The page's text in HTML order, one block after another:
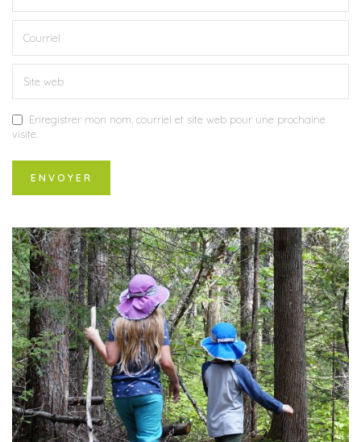
Enregistrer mon nom, courriel et site web pour une prochaine
visite.